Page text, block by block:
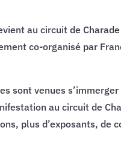
au circuit de
co-organisé par
sont venues
au circuit de
plus d’exposants, de